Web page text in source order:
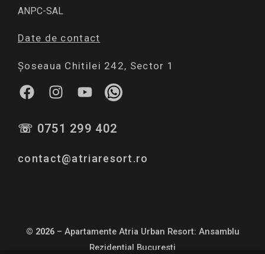
ANPC-SAL
Date de contact
Șoseaua Chitilei 242, Sector 1
F
a
c
e
o
I
s
t
g
Y
u
t
b
W
h
a
t
a
☏ 0751 299 402
contact@atriaresort.ro
© 2026– Apartamente Atria Urban Resort: Ansamblu
Rezidential Bucuresti